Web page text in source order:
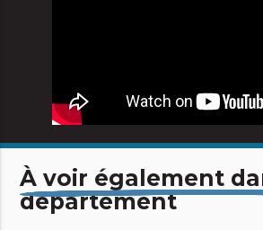
À voir également
département